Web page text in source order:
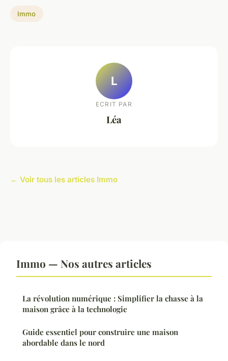
Immo
L
ECRIT PAR
Léa
← Voir tous les articles Immo
Immo — Nos autres articles
La révolution numérique : Simplifier la chasse à la
maison grâce à la technologie
Guide essentiel pour construire une maison
abordable dans le nord